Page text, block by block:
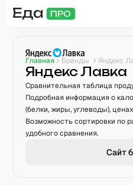
Главная Бренды Яндекс
Яндекс Лавка
Сравнительная таблица
Подробная информация о
(белки, жиры, углеводы),
Возможность сортировки по
удобного сравнения.
Сайт